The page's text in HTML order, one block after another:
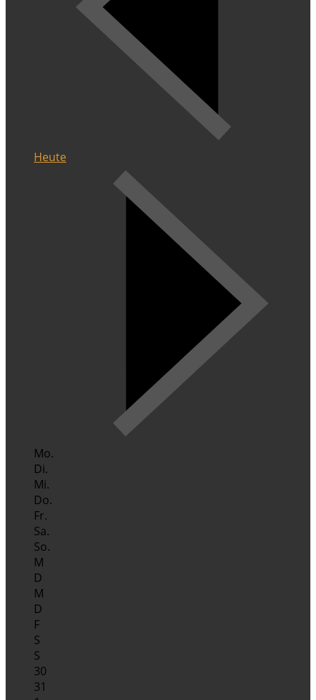
Heute
Mo.
Di.
Mi.
Do.
Fr.
Sa.
So.
M
D
M
D
F
S
S
30
31